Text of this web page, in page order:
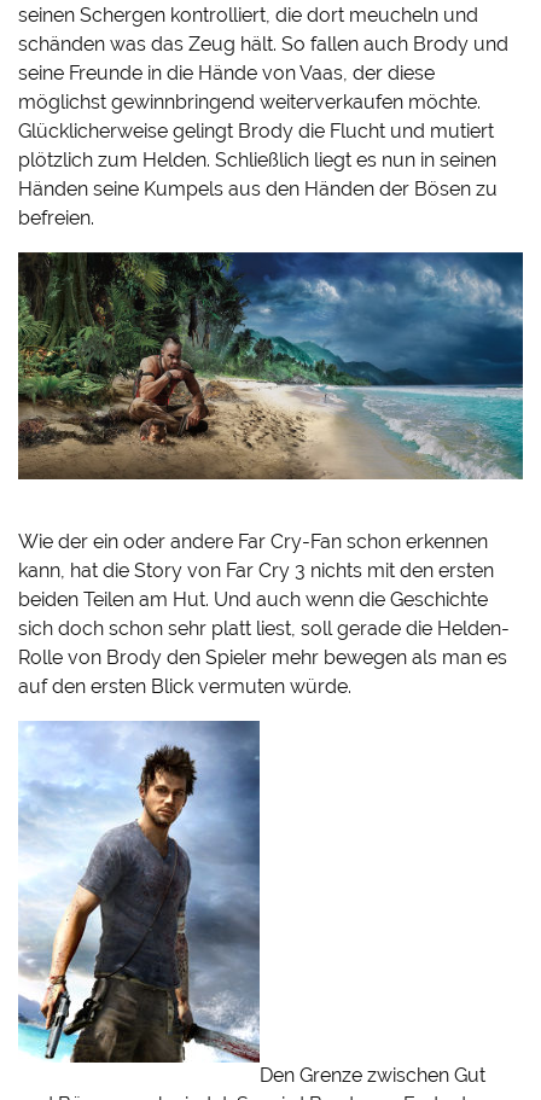
seinen Schergen kontrolliert, die dort meucheln und
schänden was das Zeug hält. So fallen auch Brody und
seine Freunde in die Hände von Vaas, der diese
möglichst gewinnbringend weiterverkaufen möchte.
Glücklicherweise gelingt Brody die Flucht und mutiert
plötzlich zum Helden. Schließlich liegt es nun in seinen
Händen seine Kumpels aus den Händen der Bösen zu
befreien.
Wie der ein oder andere Far Cry-Fan schon erkennen
kann, hat die Story von Far Cry 3 nichts mit den ersten
beiden Teilen am Hut. Und auch wenn die Geschichte
sich doch schon sehr platt liest, soll gerade die Helden-
Rolle von Brody den Spieler mehr bewegen als man es
auf den ersten Blick vermuten würde.
Den Grenze zwischen Gut